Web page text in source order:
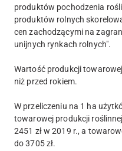
produktów pochodzenia
produktów rolnych
cen zachodzącymi na
unijnych rynkach rolnych".
Wartość produkcji
niż przed rokiem.
W przeliczeniu na 1 ha
towarowej produkcji
2451 zł w 2019 r., a
do 3705 zł.